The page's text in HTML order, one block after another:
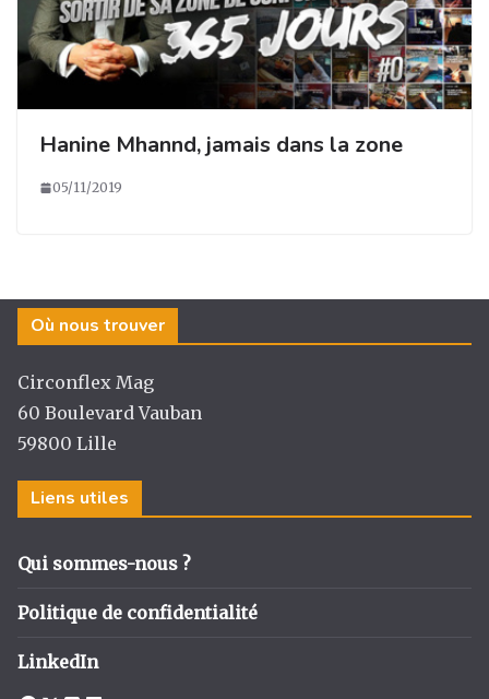
Hanine Mhannd, jamais dans la zone
05/11/2019
Où nous trouver
Circonflex Mag
60 Boulevard Vauban
59800 Lille
Liens utiles
Qui sommes-nous ?
Politique de confidentialité
LinkedIn